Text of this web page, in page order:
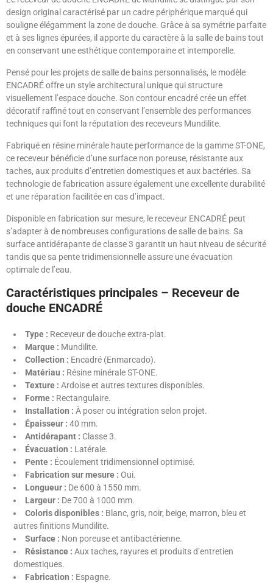
design original caractérisé par un cadre périphérique marqué qui
souligne élégamment la zone de douche. Grâce à sa symétrie parfaite
et à ses lignes épurées, il apporte du caractère à la salle de bains tout
en conservant une esthétique contemporaine et intemporelle.
Pensé pour les projets de salle de bains personnalisés, le modèle
ENCADRÉ offre un style architectural unique qui structure
visuellement l’espace douche. Son contour encadré crée un effet
décoratif raffiné tout en conservant l’ensemble des performances
techniques qui font la réputation des receveurs Mundilite.
Fabriqué en résine minérale haute performance de la gamme ST-ONE,
ce receveur bénéficie d’une surface non poreuse, résistante aux
taches, aux produits d’entretien domestiques et aux bactéries. Sa
technologie de fabrication assure également une excellente durabilité
et une réparation facilitée en cas d’impact.
Disponible en fabrication sur mesure, le receveur ENCADRÉ peut
s’adapter à de nombreuses configurations de salle de bains. Sa
surface antidérapante de classe 3 garantit un haut niveau de sécurité
tandis que sa pente tridimensionnelle assure une évacuation
optimale de l’eau.
Caractéristiques principales – Receveur de
douche ENCADRÉ
Type : Receveur de douche extra-plat.
Marque : Mundilite.
Collection : Encadré (Enmarcado).
Matériau : Résine minérale ST-ONE.
Texture : Ardoise et autres textures disponibles.
Forme : Rectangulaire.
Installation : À poser ou intégration selon projet.
Épaisseur : 40 mm.
Antidérapant : Classe 3.
Évacuation : Latérale.
Pente : Écoulement tridimensionnel optimisé.
Fabrication sur mesure : Oui.
Longueur : De 600 à 1550 mm.
Largeur : De 700 à 1000 mm.
Coloris disponibles : Blanc, gris, noir, beige, marron, bleu et
autres finitions Mundilite.
Surface : Non poreuse et antibactérienne.
Résistance : Aux taches, rayures et produits d’entretien
domestiques.
Fabrication : Espagne.